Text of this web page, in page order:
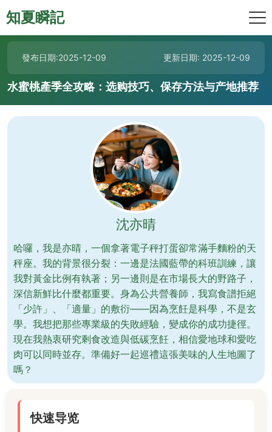
知夏瞬記
發布日期:2025-12-09 更新日期: 2025-12-09
水蜜桃產季全攻略：选购技巧、保存方法与产地推荐
沈亦晴
哈囉，我是亦晴，一個拿著電子秤打蛋卻常滿手麵粉的天
秤座。我的背景很分裂：一邊是法國藍帶的科班訓練，讓
我對黃金比例有執著；另一邊則是在市場長大的野路子，
深信新鮮比什麼都重要。身為公共營養師，我寫食譜拒絕
「少許」、「適量」的敷衍——因為烹飪是科學，不是玄
學。我想把那些專業級的失敗經驗，變成你的成功捷徑。
現在我熱衷研究剩食改造與低碳烹飪，相信愛地球和愛吃
肉可以同時並存。準備好一起巡禮這張美味的人生地圖了
嗎？
快速导览